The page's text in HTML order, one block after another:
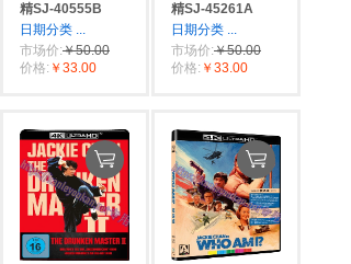
精SJ-40555B
日期分类 ...
市场价:￥50.00
价格: ￥33.00
精SJ-45261A
日期分类 ...
市场价:￥50.00
价格: ￥33.00